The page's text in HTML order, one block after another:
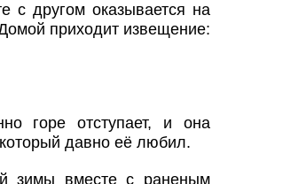
с другом оказывается на
приходит извещение:
горе отступает, и она
давно её любил.
зимы вместе с раненым